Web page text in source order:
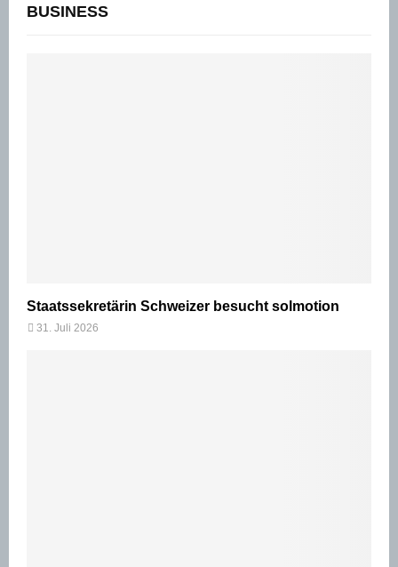
BUSINESS
Staatssekretärin Schweizer besucht solmotion
31. Juli 2026